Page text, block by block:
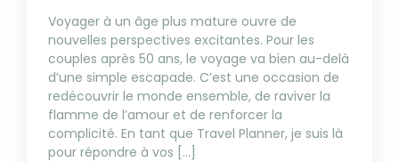
Voyager à un âge plus mature ouvre de
nouvelles perspectives excitantes. Pour les
couples après 50 ans, le voyage va bien au-delà
d’une simple escapade. C’est une occasion de
redécouvrir le monde ensemble, de raviver la
flamme de l’amour et de renforcer la
complicité. En tant que Travel Planner, je suis là
pour répondre à vos [...]